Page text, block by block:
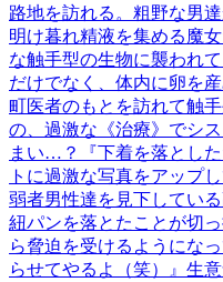
路地を訪れる。粗野な男
明け暮れ精液を集める魔
な触手型の生物に襲われ
だけでなく、体内に卵を
町医者のもとを訪れて触
の、過激な《治療》でシ
まい…？『下着を落とし
トに過激な写真をアップ
弱者男性達を見下してい
紐パンを落とたことが切
ら脅迫を受けるようにな
らせてやるよ（笑）』生